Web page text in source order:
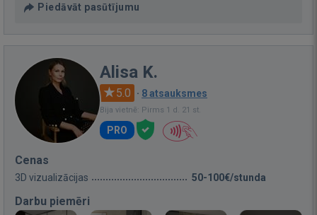
Piedāvāt pasūtījumu
Alisa K.
5.0 · 8 atsauksmes
Bija vietnē: Pirms 1 d. 21 st.
PRO
Cenas
3D vizualizācijas 50-100€/stunda
Darbu piemēri